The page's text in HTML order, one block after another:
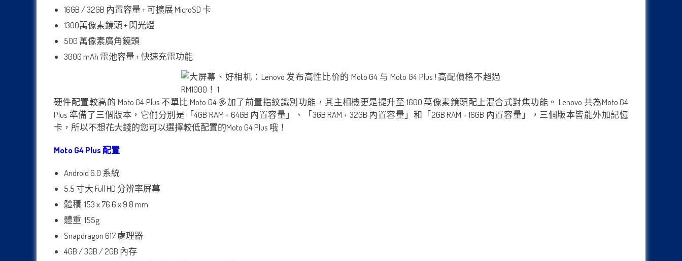
16GB / 32GB 內置容量 + 可擴展 MicroSD 卡
1300萬像素鏡頭 + 閃光燈
500 萬像素廣角鏡頭
3000 mAh 電池容量 + 快速充電功能
硬件配置較高的 Moto G4 Plus 不單比 Moto G4 多加了前置指紋識別功能，其主相機更是提升至 1600 萬像素鏡頭配上混合式對焦功能。 Lenovo 共為Moto G4
Plus 準備了三個版本，它們分別是「4GB RAM + 64GB 內置容量」、「3GB RAM + 32GB 內置容量」和「2GB RAM + 16GB 內置容量」，三個版本皆能外加記憶
卡，所以不想花大錢的您可以選擇較低配置的Moto G4 Plus 哦！
Moto G4 Plus 配置
Android 6.0 系統
5.5 寸大 Full HD 分辨率屏幕
體積: 153 x 76.6 x 9.8 mm
體重: 155g
Snapdragon 617 處理器
4GB / 3GB / 2GB 內存